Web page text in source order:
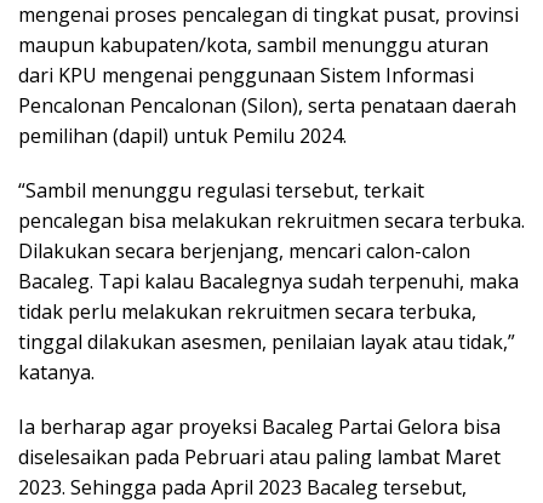
mengenai proses pencalegan di tingkat pusat, provinsi
maupun kabupaten/kota, sambil menunggu aturan
dari KPU mengenai penggunaan Sistem Informasi
Pencalonan Pencalonan (Silon), serta penataan daerah
pemilihan (dapil) untuk Pemilu 2024.
“Sambil menunggu regulasi tersebut, terkait
pencalegan bisa melakukan rekruitmen secara terbuka.
Dilakukan secara berjenjang, mencari calon-calon
Bacaleg. Tapi kalau Bacalegnya sudah terpenuhi, maka
tidak perlu melakukan rekruitmen secara terbuka,
tinggal dilakukan asesmen, penilaian layak atau tidak,”
katanya.
Ia berharap agar proyeksi Bacaleg Partai Gelora bisa
diselesaikan pada Pebruari atau paling lambat Maret
2023. Sehingga pada April 2023 Bacaleg tersebut,